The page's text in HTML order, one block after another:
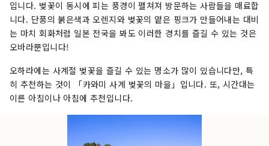
입니다. 벚꽃이 동시에 피는 풍경이 펼쳐져 방문하는 사람들을 매료합
니다. 단풍의 붉은색과 오렌지와 벚꽃의 옅은 핑크가 만들어내는 대비
는 마치 회화처럼 일본 전국을 봐도 이러한 경치를 즐길 수 있는 것은
오바라뿐입니다!
오하라에는 사계절 벚꽃을 즐길 수 있는 명소가 많이 있습니다만, 특
히 추천하는 것이 「카와미 사계 벚꽃의 마을」입니다. 또, 시간대는
이른 아침이나 아침에 추천입니다.